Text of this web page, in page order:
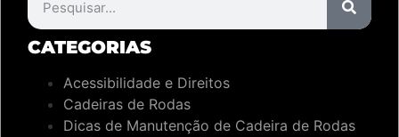
CATEGORIAS
Acessibilidade e Direitos
Cadeiras de Rodas
Dicas de Manutenção de Cadeira de Rodas